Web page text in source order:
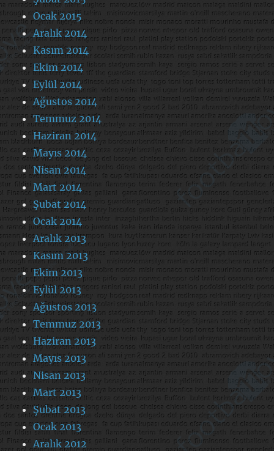
Ocak 2015
Aralık 2014
Kasım 2014
Ekim 2014
Eylül 2014
Ağustos 2014
Temmuz 2014
Haziran 2014
Mayıs 2014
Nisan 2014
Mart 2014
Şubat 2014
Ocak 2014
Aralık 2013
Kasım 2013
Ekim 2013
Eylül 2013
Ağustos 2013
Temmuz 2013
Haziran 2013
Mayıs 2013
Nisan 2013
Mart 2013
Şubat 2013
Ocak 2013
Aralık 2012